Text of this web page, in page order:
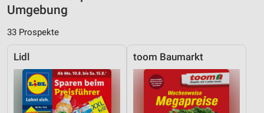
Umgebung
33 Prospekte
Lidl toom Baumarkt